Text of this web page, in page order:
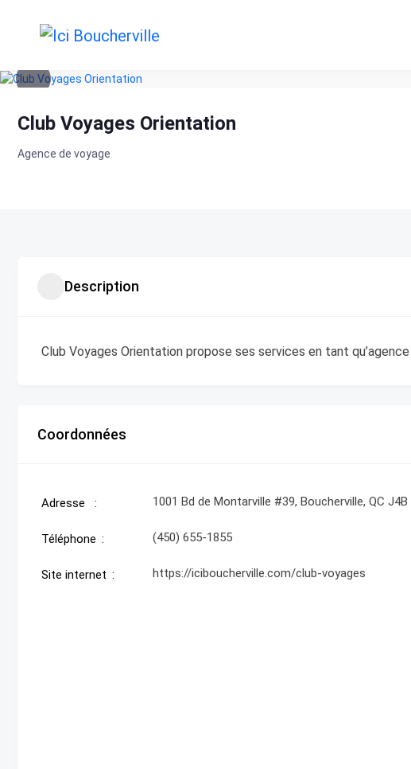
content
Club Voyages Orientation
Agence de voyage
Description
Club Voyages Orientation propose ses services en tant
Coordonnées
Adresse 1001 Bd de Montarville #39, Boucherville, QC J4B
Téléphone (450) 655-1855
Site internet https://iciboucherville.com/club-voyages